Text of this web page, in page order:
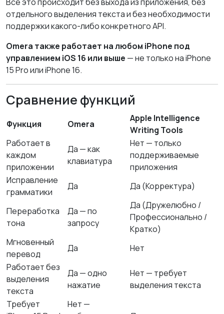
отдельного выделения текста и без необходимости
поддержки какого-либо конкретного API.
Omera также работает на любом iPhone под
управлением iOS 16 или выше — не только на iPhone
15 Pro или iPhone 16.
Сравнение функций
Функция Omera
Apple Intelligence
Writing Tools
Работает в
каждом
приложении
Да — как
клавиатура
Нет — только
поддерживаемые
приложения
Исправление
грамматики
Да Да (Корректура)
Переработка
тона
Да — по
запросу
Да (Дружелюбно /
Профессионально /
Кратко)
Мгновенный
перевод
Да
Нет
Работает без
выделения
текста
Да — одно
нажатие
Нет — требует
выделения текста
Требует
Нет —